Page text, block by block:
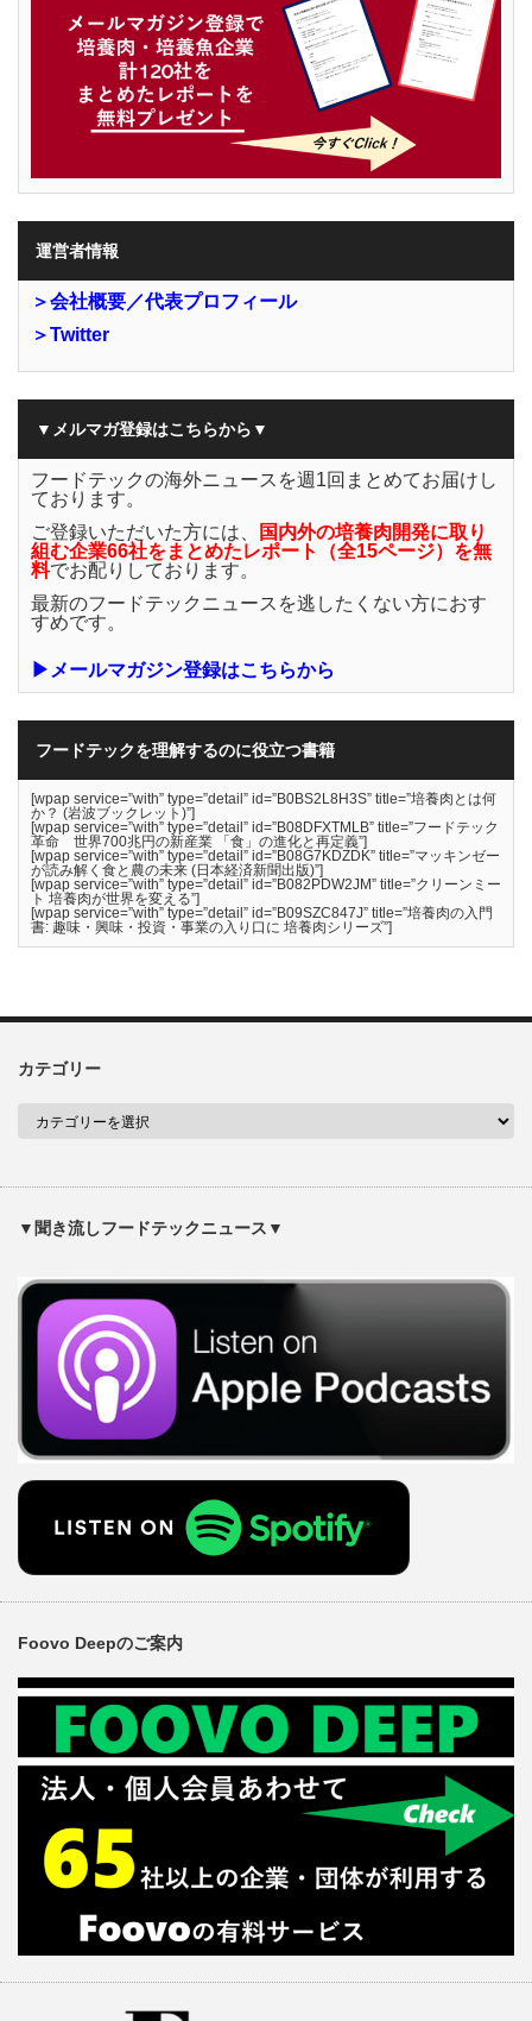
運営者情報
＞会社概要／代表プロフィール
＞Twitter
▼メルマガ登録はこちらから▼
フードテックの海外ニュースを週1回まとめてお届けし
ております。
ご登録いただいた方には、
国内外の培養肉開発に取り
組む企業66社をまとめたレポート（全15ページ）を無
料でお配りしております。
最新のフードテックニュースを逃したくない方におす
すめです。
▶メールマガジン登録はこちらから
フードテックを理解するのに役立つ書籍
[wpap service=”with” type=”detail” id=”B0BS2L8H3S” title=”培養肉とは何
か？ (岩波ブックレット)”]
[wpap service=”with” type=”detail” id=”B08DFXTMLB” title=”フードテック
革命 世界700兆円の新産業 「食」の進化と再定義”]
[wpap service=”with” type=”detail” id=”B08G7KDZDK” title=”マッキンゼー
が読み解く食と農の未来 (日本経済新聞出版)”]
[wpap service=”with” type=”detail” id=”B082PDW2JM” title=”クリーンミー
ト 培養肉が世界を変える”]
[wpap service=”with” type=”detail” id=”B09SZC847J” title=”培養肉の入門
書: 趣味・興味・投資・事業の入り口に 培養肉シリーズ”]
カテゴリー
▼聞き流しフードテックニュース▼
Foovo Deepのご案内